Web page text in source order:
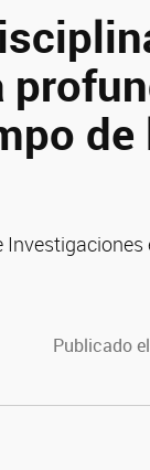
de
Publicado